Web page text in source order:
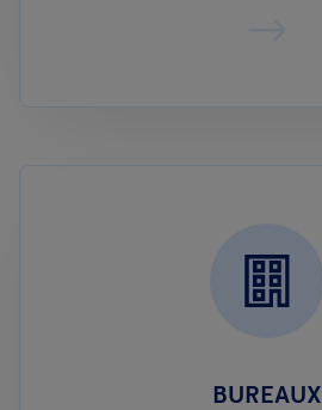
BUREAUX